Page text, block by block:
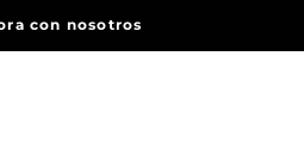
con nosotros